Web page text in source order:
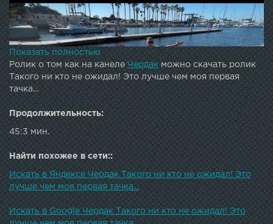
Показать полностью
Ролик о том как на канелеЧердак можно скачать ролик
Такого ни кто не ожидал! Это лучше чем моя первая
тачка...
Продолжительность:
45:3 мин.
Найти похожее в сети::
Искать в Яндексе Чердак Такого ни кто не ожидал! Это
лучше чем моя первая тачка...
Искать в Google Чердак Такого ни кто не ожидал! Это